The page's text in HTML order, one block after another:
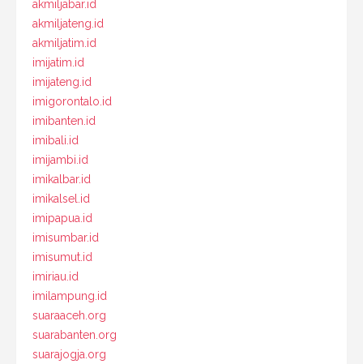
akmiljabar.id
akmiljateng.id
akmiljatim.id
imijatim.id
imijateng.id
imigorontalo.id
imibanten.id
imibali.id
imijambi.id
imikalbar.id
imikalsel.id
imipapua.id
imisumbar.id
imisumut.id
imiriau.id
imilampung.id
suaraaceh.org
suarabanten.org
suarajogja.org